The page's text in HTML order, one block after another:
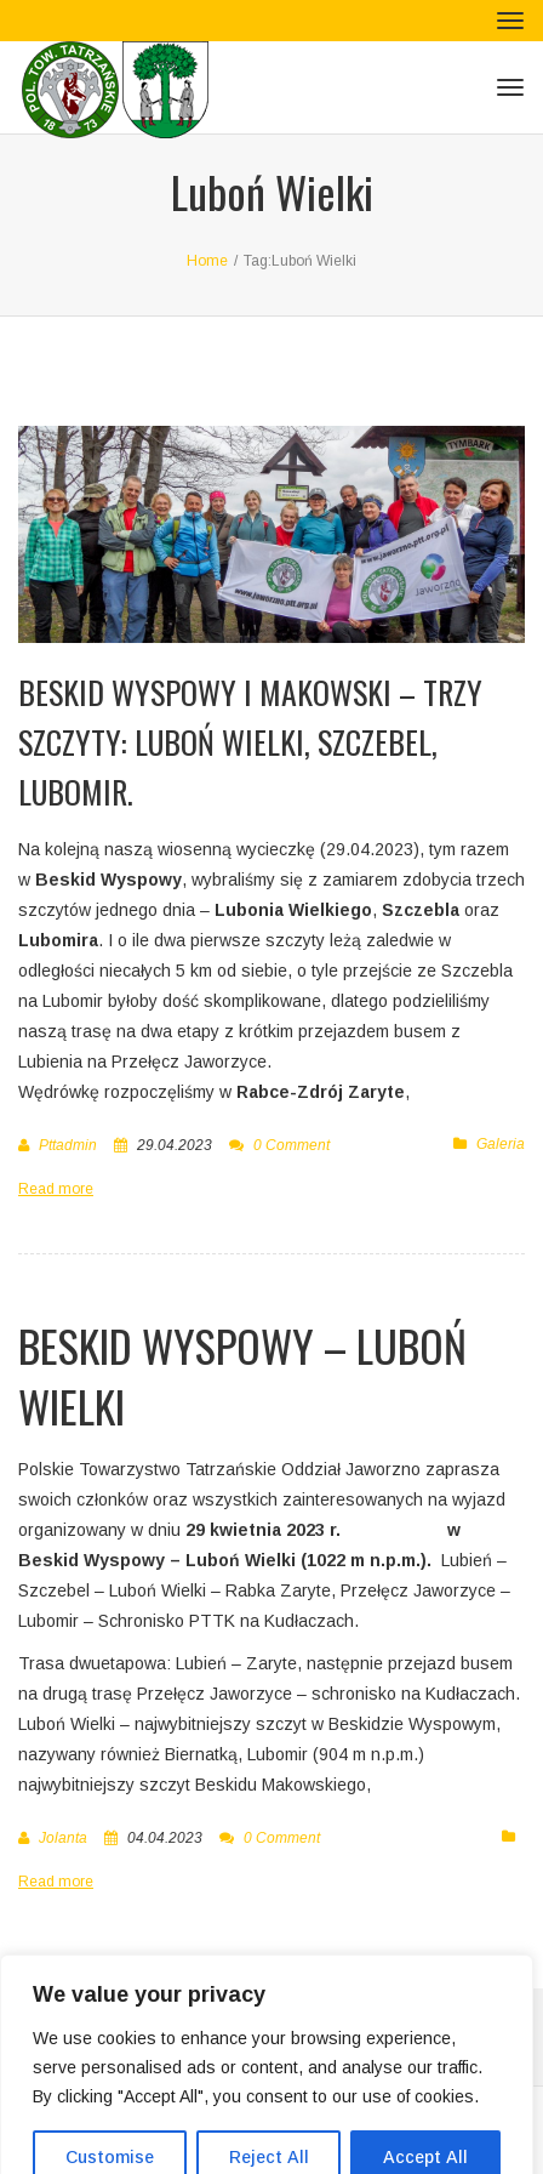
We value your privacy
We use cookies to enhance your browsing experience,
serve personalised ads or content, and analyse our traffic.
By clicking "Accept All", you consent to our use of cookies.
Customise Reject All Accept All
Luboń Wielki
Home / Tag: Luboń Wielki
BESKID WYSPOWY I MAKOWSKI – TRZY
SZCZYTY: LUBOŃ WIELKI, SZCZEBEL,
LUBOMIR.
Na kolejną naszą wiosenną wycieczkę (29.04.2023), tym razem
w Beskid Wyspowy, wybraliśmy się z zamiarem zdobycia trzech
szczytów jednego dnia – Lubonia Wielkiego, Szczebla oraz
Lubomira. I o ile dwa pierwsze szczyty leżą zaledwie w
odległości niecałych 5 km od siebie, o tyle przejście ze Szczebla
na Lubomir byłoby dość skomplikowane, dlatego podzieliliśmy
naszą trasę na dwa etapy z krótkim przejazdem busem z
Lubienia na Przełęcz Jaworzyce.
Wędrówkę rozpoczęliśmy w Rabce-Zdrój Zaryte,
Pttadmin 29.04.2023 Galeria
0 Comment
Read more
BESKID WYSPOWY – LUBOŃ
WIELKI
Polskie Towarzystwo Tatrzańskie Oddział Jaworzno zaprasza
swoich członków oraz wszystkich zainteresowanych na wyjazd
organizowany w dniu 29 kwietnia 2023 r. w
Beskid Wyspowy – Luboń Wielki (1022 m n.p.m.). Lubień –
Szczebel – Luboń Wielki – Rabka Zaryte, Przełęcz Jaworzyce –
Lubomir – Schronisko PTTK na Kudłaczach.
Trasa dwuetapowa: Lubień – Zaryte, następnie przejazd busem
na drugą trasę Przełęcz Jaworzyce – schronisko na Kudłaczach.
Luboń Wielki – najwybitniejszy szczyt w Beskidzie Wyspowym,
nazywany również Biernatką, Lubomir (904 m n.p.m.)
najwybitniejszy szczyt Beskidu Makowskiego,
Jolanta 04.04.2023 0 Comment
Read more
© Copyright 2026. All Rights Reserved.